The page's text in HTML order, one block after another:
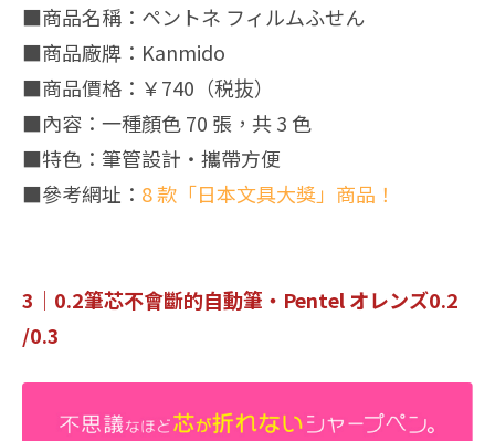
■商品名稱：ペントネ フィルムふせん
■商品廠牌：Kanmido
■商品價格：￥740（税抜）
■內容：一種顏色 70 張，共 3 色
■特色：筆管設計・攜帶方便
■參考網址： 8 款「日本文具大獎」商品！
3｜0.2筆芯不會斷的自動筆・Pentel オレンズ0.2
/0.3